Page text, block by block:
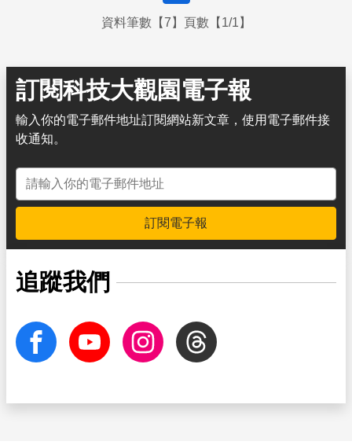
資料筆數【7】頁數【1/1】
訂閱科技大觀園電子報
輸入你的電子郵件地址訂閱網站新文章，使用電子郵件接
收通知。
電子郵件地址
訂閱電子報
追蹤我們
facebook Youtube InstagramThreads